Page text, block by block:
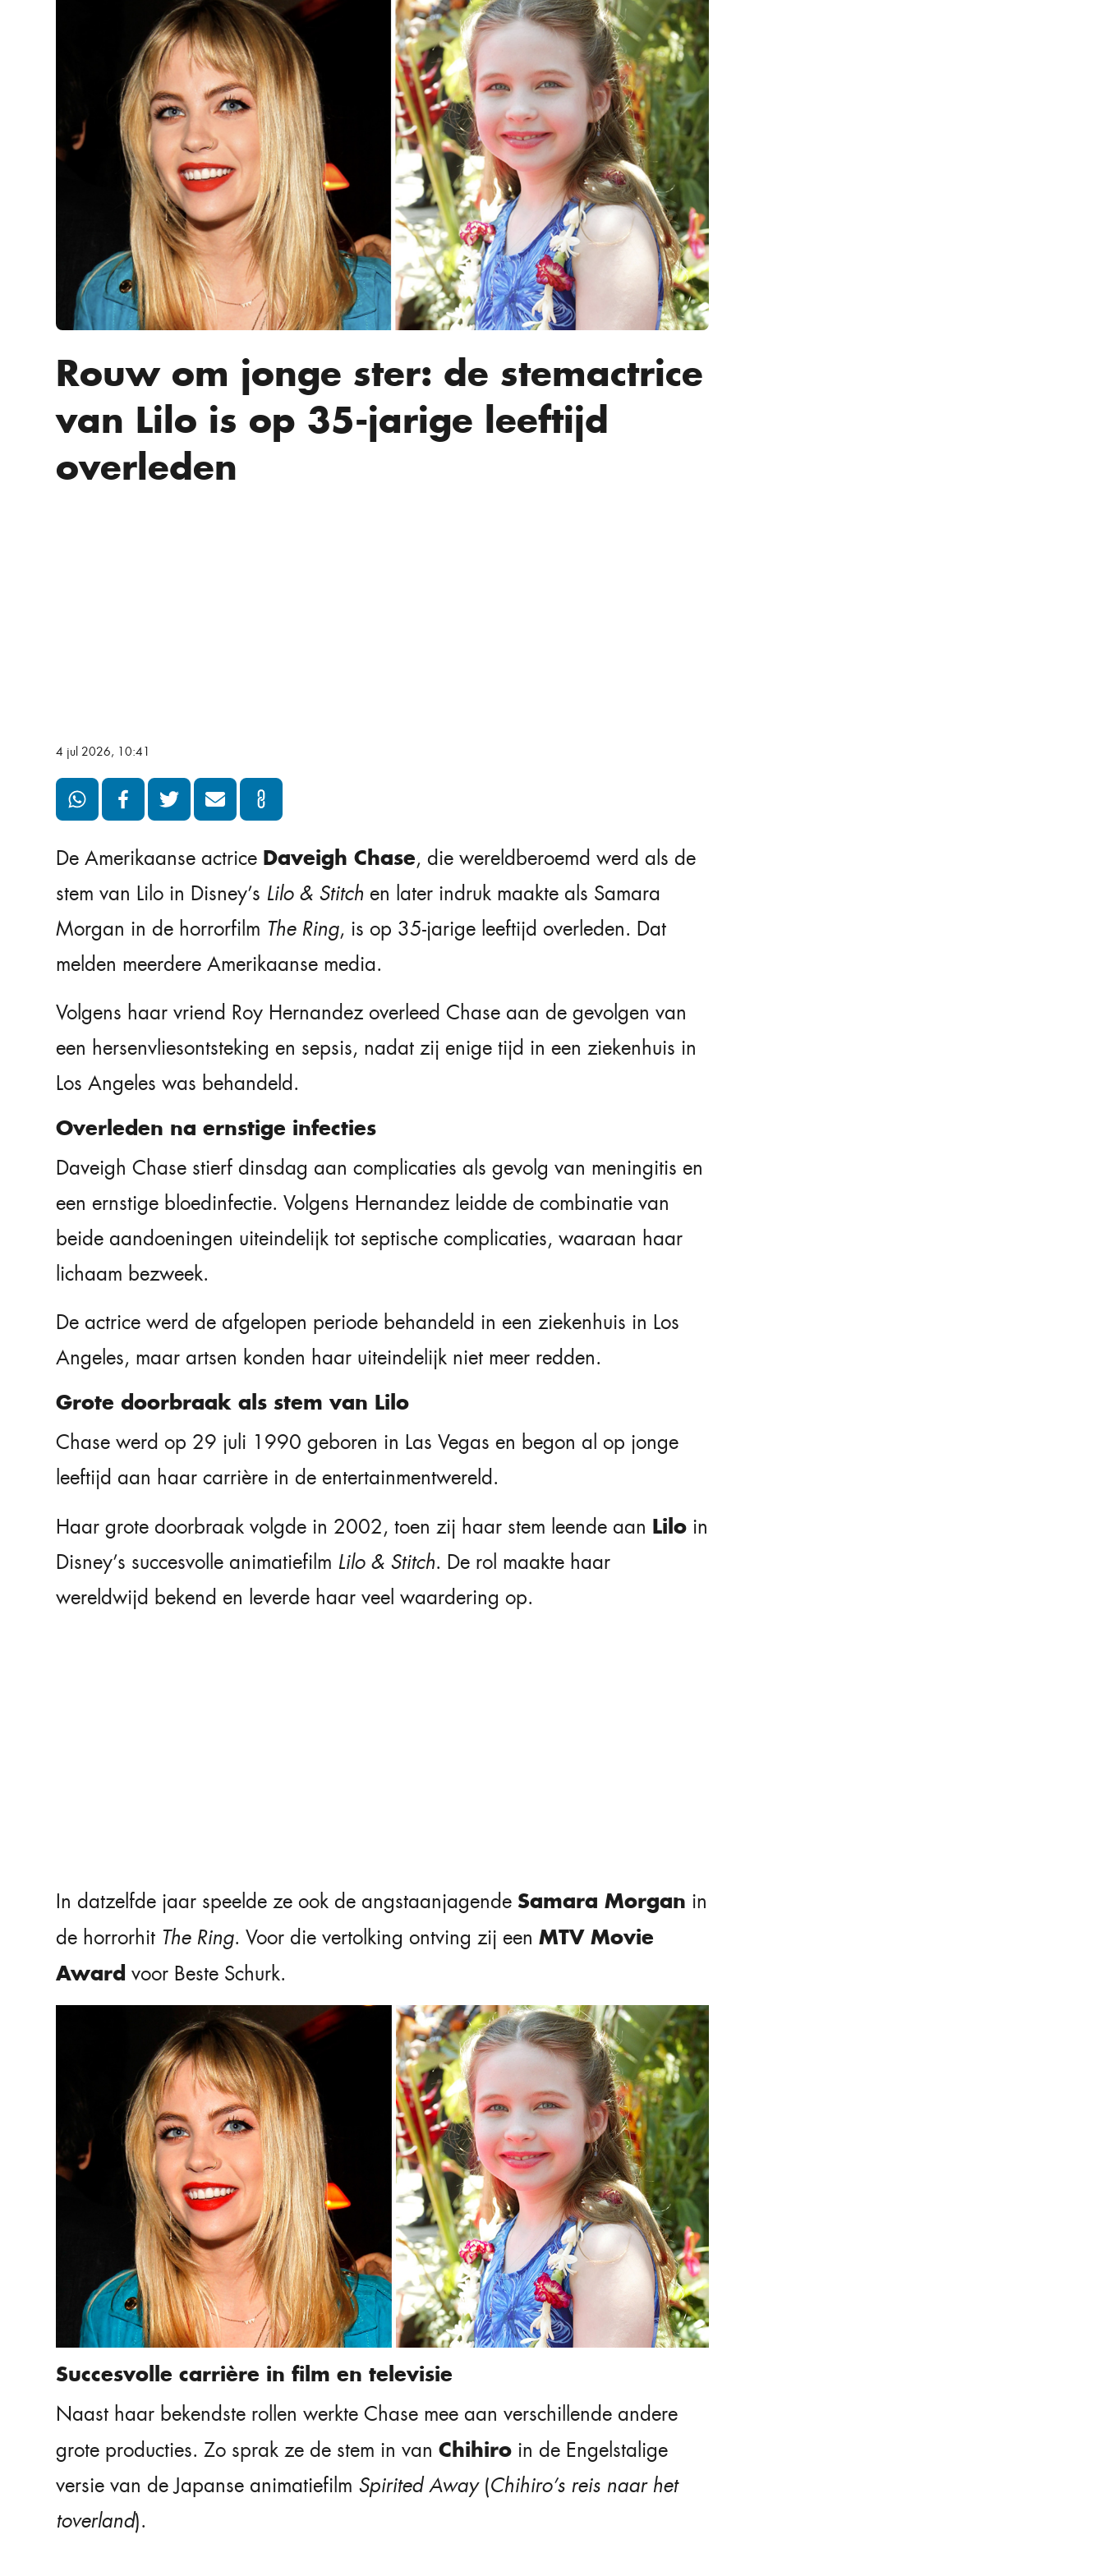
Rouw om jonge ster: de stemactrice
van Lilo is op 35-jarige leeftijd
overleden
4 jul 2026, 10:41
De Amerikaanse actrice Daveigh Chase, die wereldberoemd werd als de
stem van Lilo in Disney’s Lilo & Stitch en later indruk maakte als Samara
Morgan in de horrorfilm The Ring, is op 35-jarige leeftijd overleden. Dat
melden meerdere Amerikaanse media.
Volgens haar vriend Roy Hernandez overleed Chase aan de gevolgen van
een hersenvliesontsteking en sepsis, nadat zij enige tijd in een ziekenhuis in
Los Angeles was behandeld.
Overleden na ernstige infecties
Daveigh Chase stierf dinsdag aan complicaties als gevolg van meningitis en
een ernstige bloedinfectie. Volgens Hernandez leidde de combinatie van
beide aandoeningen uiteindelijk tot septische complicaties, waaraan haar
lichaam bezweek.
De actrice werd de afgelopen periode behandeld in een ziekenhuis in Los
Angeles, maar artsen konden haar uiteindelijk niet meer redden.
Grote doorbraak als stem van Lilo
Chase werd op 29 juli 1990 geboren in Las Vegas en begon al op jonge
leeftijd aan haar carrière in de entertainmentwereld.
Haar grote doorbraak volgde in 2002, toen zij haar stem leende aan Lilo in
Disney’s succesvolle animatiefilm Lilo & Stitch. De rol maakte haar
wereldwijd bekend en leverde haar veel waardering op.
In datzelfde jaar speelde ze ook de angstaanjagende Samara Morgan in
de horrorhit The Ring. Voor die vertolking ontving zij een MTV Movie
Award voor Beste Schurk.
Succesvolle carrière in film en televisie
Naast haar bekendste rollen werkte Chase mee aan verschillende andere
grote producties. Zo sprak ze de stem in van Chihiro in de Engelstalige
versie van de Japanse animatiefilm Spirited Away(Chihiro’s reis naar het
toverland).